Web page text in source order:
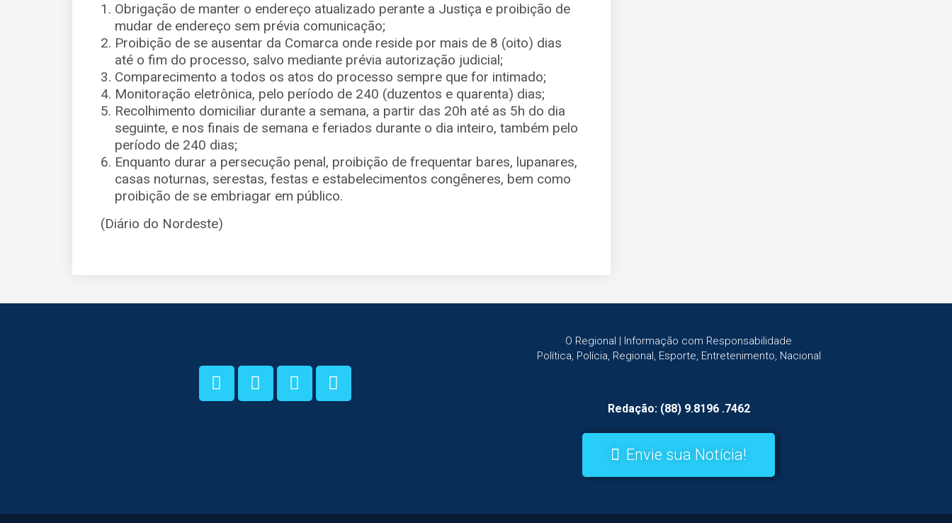
Obrigação de manter o endereço atualizado perante a Justiça e proibição de
mudar de endereço sem prévia comunicação;
Proibição de se ausentar da Comarca onde reside por mais de 8 (oito) dias
até o fim do processo, salvo mediante prévia autorização judicial;
Comparecimento a todos os atos do processo sempre que for intimado;
Monitoração eletrônica, pelo período de 240 (duzentos e quarenta) dias;
Recolhimento domiciliar durante a semana, a partir das 20h até as 5h do dia
seguinte, e nos finais de semana e feriados durante o dia inteiro, também pelo
período de 240 dias;
Enquanto durar a persecução penal, proibição de frequentar bares, lupanares,
casas noturnas, serestas, festas e estabelecimentos congêneres, bem como
proibição de se embriagar em público.
(Diário do Nordeste)
O Regional | Informação com Responsabilidade
Política, Polícia, Regional, Esporte, Entretenimento, Nacional
Redação: (88) 9.8196 .7462
Envie sua Notícia!